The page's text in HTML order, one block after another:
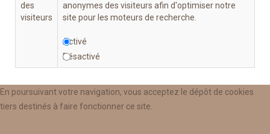
En poursuivant votre navigation, vous acceptez le dépôt de cookies
tiers destinés à faire fonctionner ce site.
des
visiteurs
anonymes des visiteurs afin d'optimiser notre
site pour les moteurs de recherche.
Activé
Désactivé
Annuler